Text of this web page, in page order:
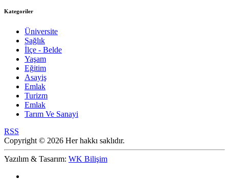
Kategoriler
Üniversite
Sağlık
İlçe - Belde
Yaşam
Eğitim
Asayiş
Emlak
Turizm
Emlak
Tarım Ve Sanayi
RSS
Copyright © 2026 Her hakkı saklıdır.
Yazılım & Tasarım: WK Bilişim